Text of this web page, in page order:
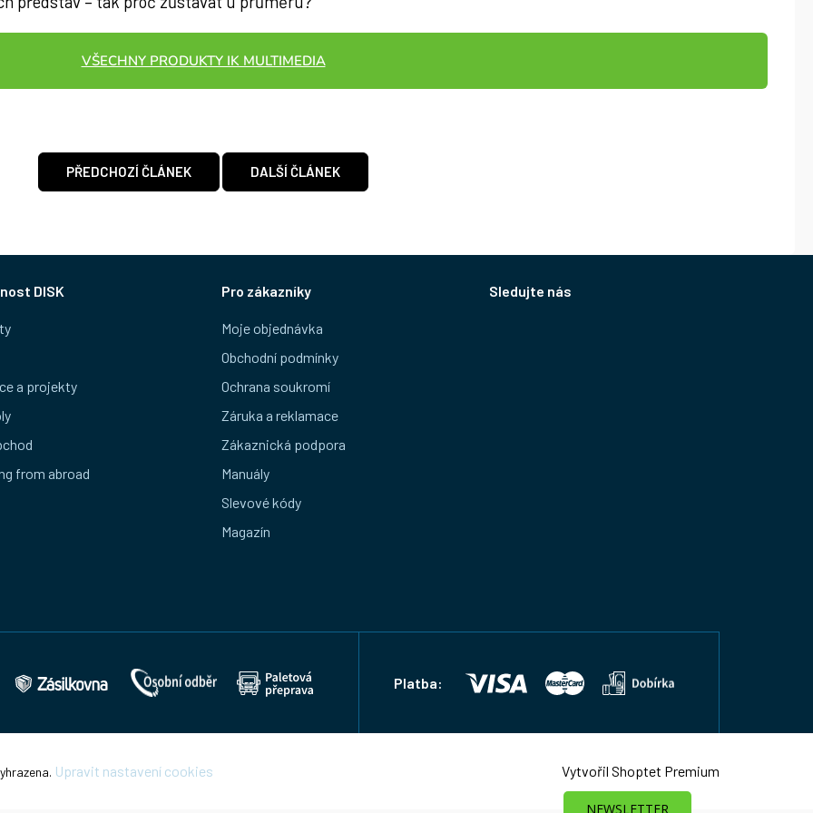
VŠECHNY PRODUKTY IK MULTIMEDIA
PŘEDCHOZÍ ČLÁNEK DALŠÍ ČLÁNEK
DISK
a projekty
from abroad
Pro zákazníky
Moje objednávka
Obchodní podmínky
Ochrana soukromí
Záruka a reklamace
Zákaznická podpora
Manuály
Slevové kódy
Magazín
Sledujte nás
Platba:
Vytvořil Shoptet Premium
Upravit nastavení cookies
NEWSLETTER